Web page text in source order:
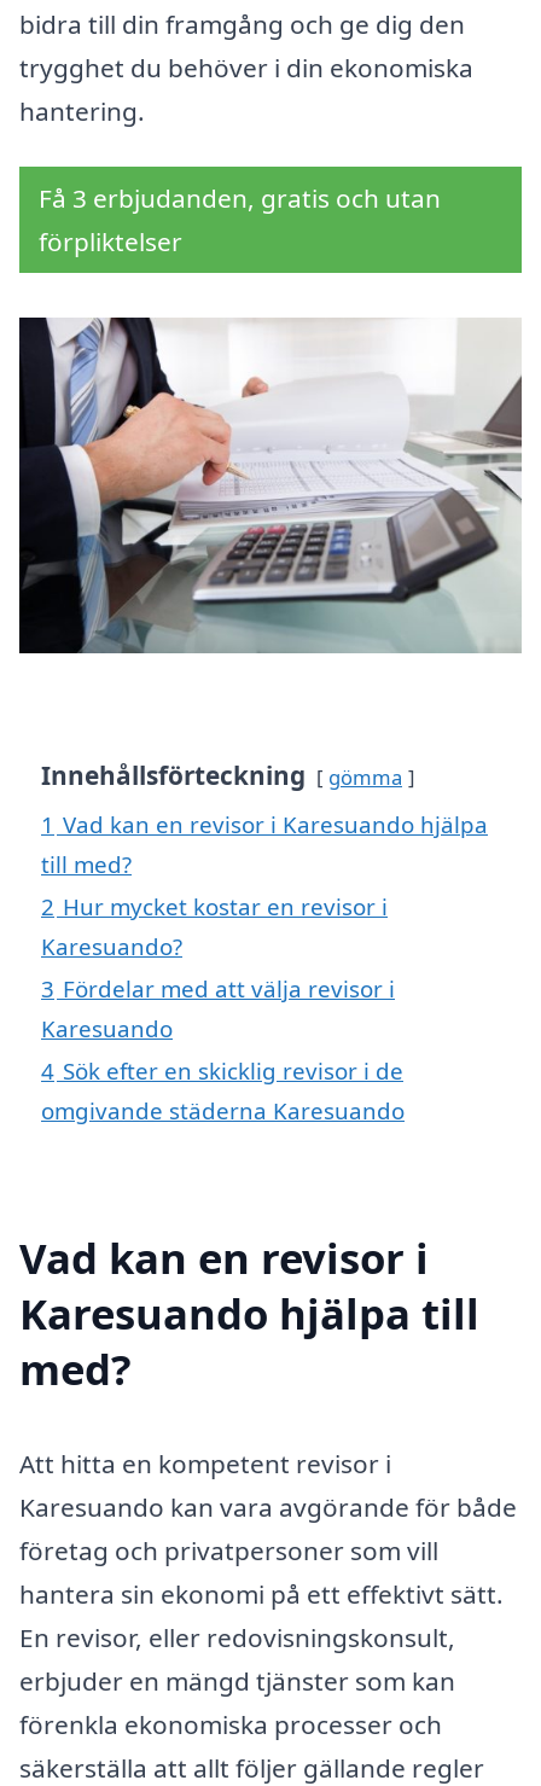
bidra till din framgång och ge dig den
trygghet du behöver i din ekonomiska
hantering.
Få 3 erbjudanden, gratis och utan
förpliktelser
Innehållsförteckning gömma
1 Vad kan en revisor i Karesuando hjälpa
till med?
2 Hur mycket kostar en revisor i
Karesuando?
3 Fördelar med att välja revisor i
Karesuando
4 Sök efter en skicklig revisor i de
omgivande städerna Karesuando
Vad kan en revisor i
Karesuando hjälpa till
med?
Att hitta en kompetent revisor i
Karesuando kan vara avgörande för både
företag och privatpersoner som vill
hantera sin ekonomi på ett effektivt sätt.
En revisor, eller redovisningskonsult,
erbjuder en mängd tjänster som kan
förenkla ekonomiska processer och
säkerställa att allt följer gällande regler